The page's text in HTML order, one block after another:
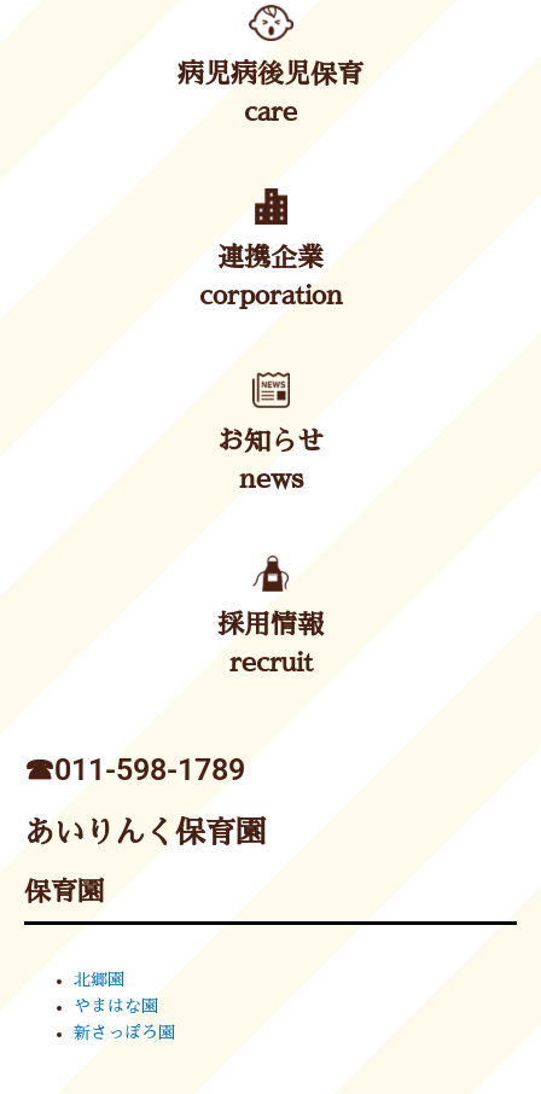
病児病後児保育
care
連携企業
corporation
お知らせ
news
採用情報
recruit
☎︎011-598-1789
あいりんく保育園
保育園
北郷園
やまはな園
新さっぽろ園